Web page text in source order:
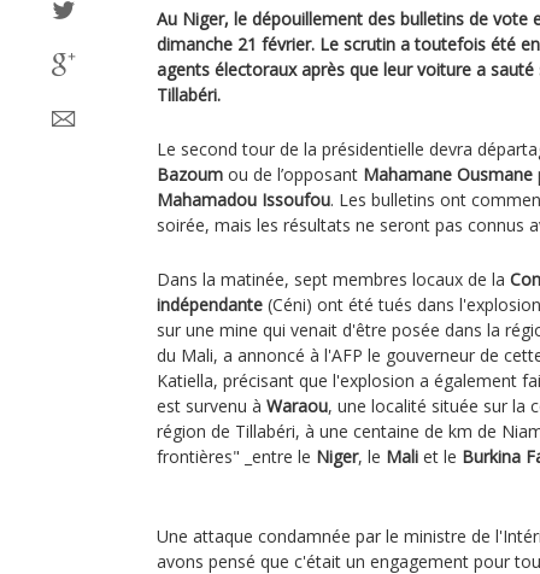
Au Niger, le dépouillement des bulletins de vote
dimanche 21 février. Le scrutin a toutefois été
agents électoraux après que leur voiture a
Tillabéri.
Le second tour de la présidentielle devra
Bazoum ou de l’opposant Mahamane Ousmane
Mahamadou Issoufou. Les bulletins ont
soirée, mais les résultats ne seront pas connus
Dans la matinée, sept membres locaux de la
indépendante (Céni) ont été tués dans
sur une mine qui venait d'être posée dans la
du Mali, a annoncé à l'AFP le gouverneur de
Katiella, précisant que l'explosion a également
est survenu à Waraou, une localité située sur la
région de Tillabéri, à une centaine de km de
frontières" _entre le Niger, le Mali et le Burkina
Une attaque condamnée par le ministre de
avons pensé que c'était un engagement pour